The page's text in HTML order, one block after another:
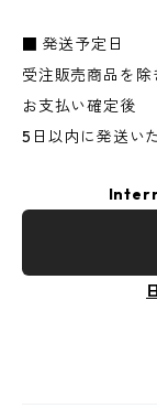
■ 発送予定日
受注販売商品を除
お支払い確定後
5日以内に発送い